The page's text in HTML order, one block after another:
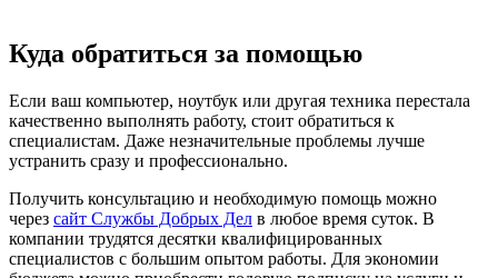
Куда обратиться за помощью
Если ваш компьютер, ноутбук или другая техника перестала
качественно выполнять работу, стоит обратиться к
специалистам. Даже незначительные проблемы лучше
устранить сразу и профессионально.
Получить консультацию и необходимую помощь можно
через сайт Службы Добрых Дел в любое время суток. В
компании трудятся десятки квалифицированных
специалистов с большим опытом работы. Для экономии